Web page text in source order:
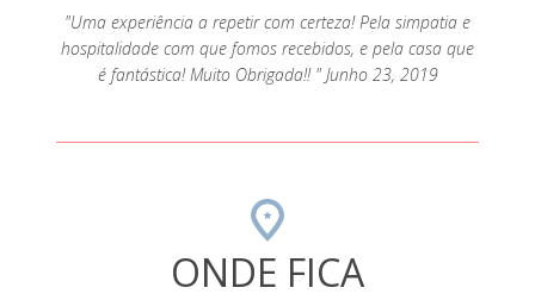
"Uma experiência a repetir com certeza! Pela simpatia e
hospitalidade com que fomos recebidos, e pela casa que
é fantástica! Muito Obrigada!! " Junho 23, 2019
ONDE FICA